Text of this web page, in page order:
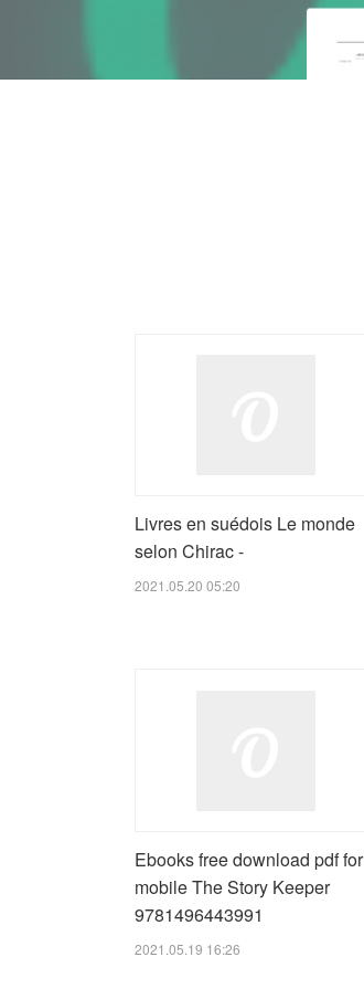
Livres en suédois Le monde
selon Chirac -
2021.05.20 05:20
Ebooks free download pdf for
mobile The Story Keeper
9781496443991
2021.05.19 16:26